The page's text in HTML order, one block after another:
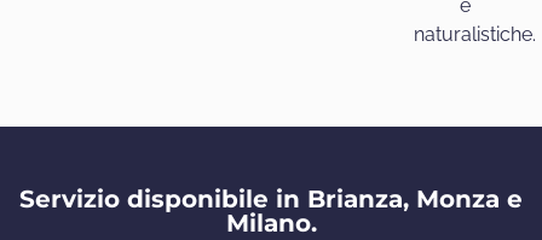
e
naturalistiche.
Servizio disponibile in Brianza, Monza e
Milano.